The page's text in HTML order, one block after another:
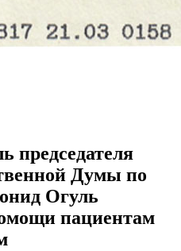
председателя
Думы по
Огуль
пациентам